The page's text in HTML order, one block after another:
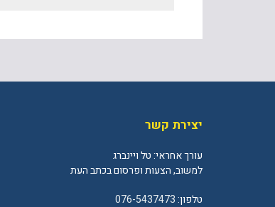
יצירת קשר
עורך אחראי: טל ויינברג
למשוב, הצעות ופרסום בכתב העת
טלפון:076-5437473